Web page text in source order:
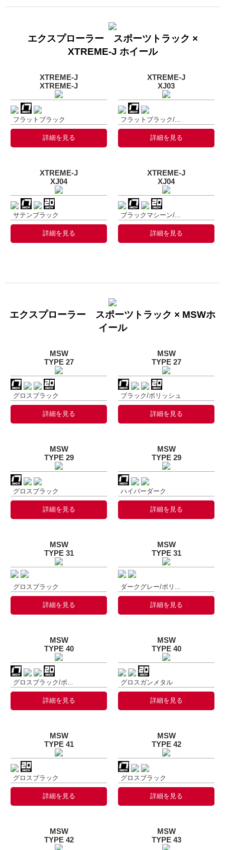
エクスプローラー スポーツトラック ×
XTREME-J ホイール
XTREME-J
XTREME-J
フラットブラック
詳細を見る
XTREME-J
XJ03
フラットブラック/...
詳細を見る
XTREME-J
XJ04
サテンブラック
詳細を見る
XTREME-J
XJ04
ブラックマシーン/...
詳細を見る
エクスプローラー スポーツトラック × MSWホ
イール
MSW
TYPE 27
グロスブラック
詳細を見る
MSW
TYPE 27
ブラック/ポリッシュ
詳細を見る
MSW
TYPE 29
グロスブラック
詳細を見る
MSW
TYPE 29
ハイパーダーク
詳細を見る
MSW
TYPE 31
グロスブラック
詳細を見る
MSW
TYPE 31
ダークグレー/ポリ...
詳細を見る
MSW
TYPE 40
グロスブラック/ポ...
詳細を見る
MSW
TYPE 40
グロスガンメタル
詳細を見る
MSW
TYPE 41
グロスブラック
詳細を見る
MSW
TYPE 42
グロスブラック
詳細を見る
MSW
TYPE 42
MSW
TYPE 43